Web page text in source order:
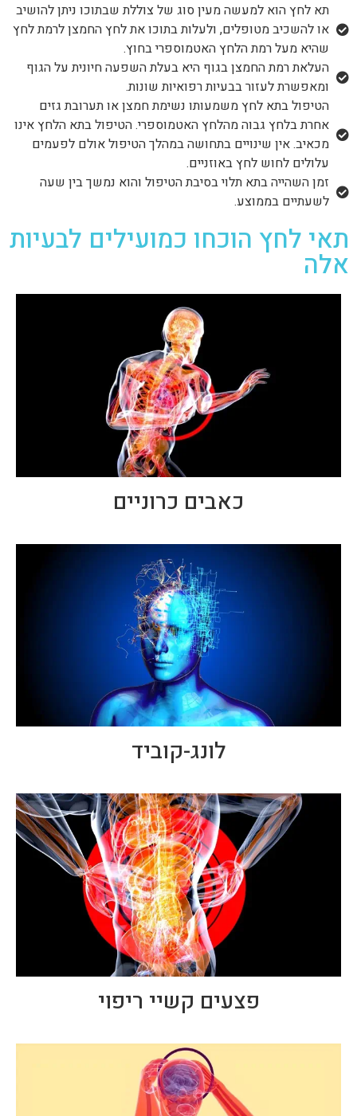
תא לחץ הוא למעשה מעין סוג של צוללת שבתוכו ניתן להושיב
או להשכיב מטופלים, ולעלות בתוכו את לחץ החמצן לרמת לחץ
שהיא מעל רמת הלחץ האטמוספרי בחוץ.
העלאת רמת החמצן בגוף היא בעלת השפעה חיונית על הגוף
ומאפשרת לעזור בבעיות רפואיות שונות.
הטיפול בתא לחץ משמעותו נשימת חמצן או תערובת גזים
אחרת בלחץ גבוה מהלחץ האטמוספרי. הטיפול בתא הלחץ אינו
מכאיב. אין שינויים בתחושה במהלך הטיפול אולם לפעמים
עלולים לחוש לחץ באוזניים.
זמן השהייה בתא תלוי בסיבת הטיפול והוא נמשך בין שעה
לשעתיים בממוצע.
תאי לחץ הוכחו כמועילים לבעיות
אלה
כאבים כרוניים
לונג-קוביד
פצעים קשיי ריפוי